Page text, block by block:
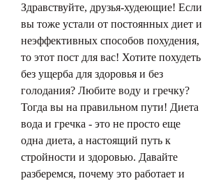
Здравствуйте, друзья-худеющие! Если
вы тоже устали от постоянных диет и
неэффективных способов похудения,
то этот пост для вас! Хотите похудеть
без ущерба для здоровья и без
голодания? Любите воду и гречку?
Тогда вы на правильном пути! Диета
вода и гречка - это не просто еще
одна диета, а настоящий путь к
стройности и здоровью. Давайте
разберемся, почему это работает и